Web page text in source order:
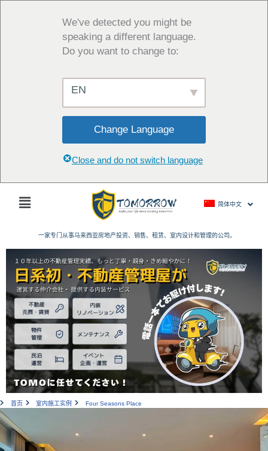
We've detected you might be
speaking a different language.
Do you want to change to:
EN
Change Language
Close and do not switch language
主
简体中文
一家专门从事马来西亚房地产投资、销售、租赁、室内设计和管理的公司。
首页 室内施工实例 Four Seasons Place